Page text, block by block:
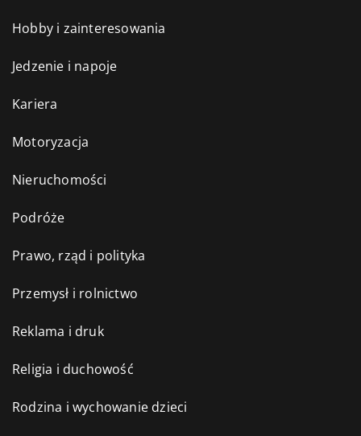
Hobby i zainteresowania
Jedzenie i napoje
Kariera
Motoryzacja
Nieruchomości
Podróże
Prawo, rząd i polityka
Przemysł i rolnictwo
Reklama i druk
Religia i duchowość
Rodzina i wychowanie dzieci